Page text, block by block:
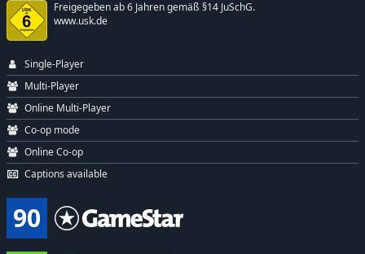
Freigegeben ab 6 Jahren gemäß §14 JuSchG.
www.usk.de
Single-Player
Multi-Player
Online Multi-Player
Co-op mode
Online Co-op
Captions available
90